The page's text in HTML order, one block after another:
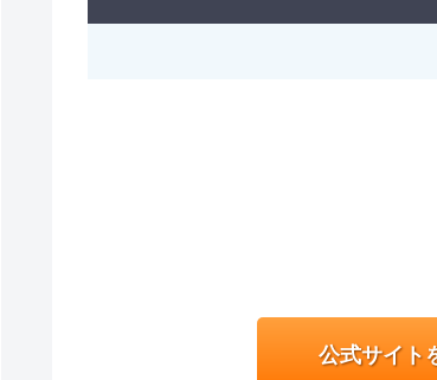
公式サイト